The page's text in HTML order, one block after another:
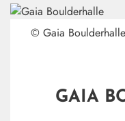
© Gaia Boulderhalle
GAIA